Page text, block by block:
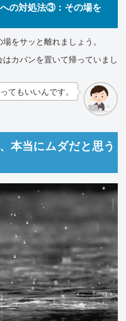
の対処法③：その場を
をサッと離れましょう。
カバンを置いて帰っていまし
てもいいんです。
本当にムダだと思う